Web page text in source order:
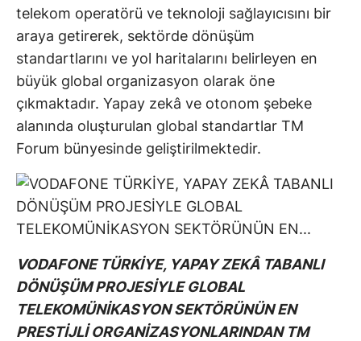
telekom operatörü ve teknoloji sağlayıcısını bir
araya getirerek, sektörde dönüşüm
standartlarını ve yol haritalarını belirleyen en
büyük global organizasyon olarak öne
çıkmaktadır. Yapay zekâ ve otonom şebeke
alanında oluşturulan global standartlar TM
Forum bünyesinde geliştirilmektedir.
VODAFONE TÜRKİYE, YAPAY ZEKÂ TABANLI
DÖNÜŞÜM PROJESİYLE GLOBAL
TELEKOMÜNİKASYON SEKTÖRÜNÜN EN
PRESTİJLİ ORGANİZASYONLARINDAN TM